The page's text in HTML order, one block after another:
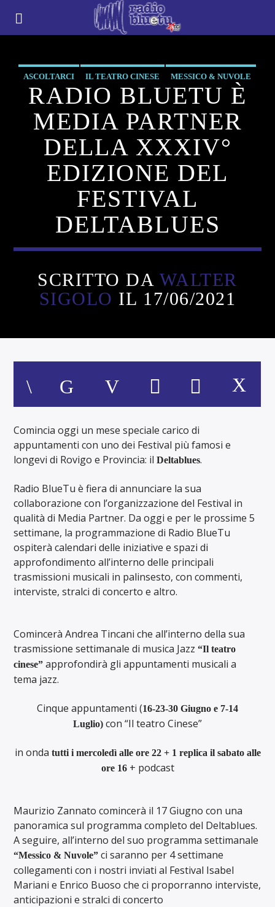
ASCOLTARCI IL TEATRO CINESE MESSICO & NUVOLE
POLESINE NOTIZIE RHYTM & BLU SHE'S A REBEL
RADIO BLUETU È
MEDIA PARTNER
DELLA XXXIV°
EDIZIONE DEL
FESTIVAL
DELTABLUES
SCRITTO DA WALTER
SIGOLO IL 17/06/2021
Comincia oggi un mese speciale carico di
appuntamenti con uno dei Festival più famosi e
longevi di Rovigo e Provincia: ilDeltablues.
Radio BlueTu è fiera di annunciare la sua
collaborazione con l’organizzazione del Festival in
qualità di Media Partner. Da oggi e per le prossime 5
settimane, la programmazione di Radio BlueTu
ospiterà calendari delle iniziative e spazi di
approfondimento all’interno delle principali
trasmissioni musicali in palinsesto, con commenti,
interviste, stralci di concerto e altro.
Comincerà Andrea Tincani che all’interno della sua
trasmissione settimanale di musica Jazz“Il teatro
cinese” approfondirà gli appuntamenti musicali a
tema jazz.
Cinque appuntamenti (16-23-30 Giugno e 7-14
Luglio) con “Il teatro Cinese”
in onda tutti i mercoledì alle ore 22 + 1 replica il sabato alle
ore 16+ podcast
Maurizio Zannato comincerà il 17 Giugno con una
panoramica sul programma completo del Deltablues.
A seguire, all’interno del suo programma settimanale
“Messico & Nuvole” ci saranno per 4 settimane
collegamenti con i nostri inviati al Festival Isabel
Mariani e Enrico Buoso che ci proporranno interviste,
anticipazioni e stralci di concerto